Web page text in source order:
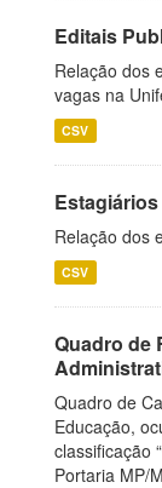
Editais
Relação dos
vagas na
CSV
Estagiários
Relação dos
CSV
Quadro de
Quadro de
Educação,
classificação
Portaria MP/